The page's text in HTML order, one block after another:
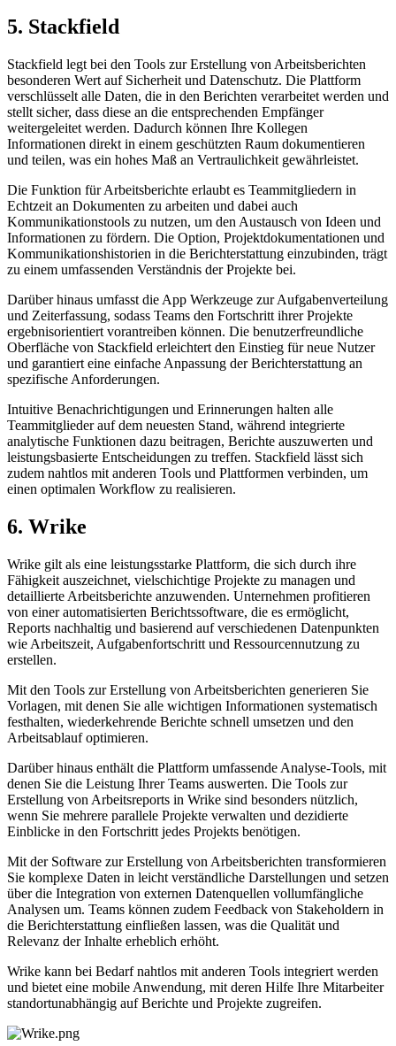
5. Stackfield
Stackfield legt bei den Tools zur Erstellung von Arbeitsberichten
besonderen Wert auf Sicherheit und Datenschutz. Die Plattform
verschlüsselt alle Daten, die in den Berichten verarbeitet werden und
stellt sicher, dass diese an die entsprechenden Empfänger
weitergeleitet werden. Dadurch können Ihre Kollegen
Informationen direkt in einem geschützten Raum dokumentieren
und teilen, was ein hohes Maß an Vertraulichkeit gewährleistet.
Die Funktion für Arbeitsberichte erlaubt es Teammitgliedern in
Echtzeit an Dokumenten zu arbeiten und dabei auch
Kommunikationstools zu nutzen, um den Austausch von Ideen und
Informationen zu fördern. Die Option, Projektdokumentationen und
Kommunikationshistorien in die Berichterstattung einzubinden, trägt
zu einem umfassenden Verständnis der Projekte bei.
Darüber hinaus umfasst die App Werkzeuge zur Aufgabenverteilung
und Zeiterfassung, sodass Teams den Fortschritt ihrer Projekte
ergebnisorientiert vorantreiben können. Die benutzerfreundliche
Oberfläche von Stackfield erleichtert den Einstieg für neue Nutzer
und garantiert eine einfache Anpassung der Berichterstattung an
spezifische Anforderungen.
Intuitive Benachrichtigungen und Erinnerungen halten alle
Teammitglieder auf dem neuesten Stand, während integrierte
analytische Funktionen dazu beitragen, Berichte auszuwerten und
leistungsbasierte Entscheidungen zu treffen. Stackfield lässt sich
zudem nahtlos mit anderen Tools und Plattformen verbinden, um
einen optimalen Workflow zu realisieren.
6. Wrike
Wrike gilt als eine leistungsstarke Plattform, die sich durch ihre
Fähigkeit auszeichnet, vielschichtige Projekte zu managen und
detaillierte Arbeitsberichte anzuwenden. Unternehmen profitieren
von einer automatisierten Berichtssoftware, die es ermöglicht,
Reports nachhaltig und basierend auf verschiedenen Datenpunkten
wie Arbeitszeit, Aufgabenfortschritt und Ressourcennutzung zu
erstellen.
Mit den Tools zur Erstellung von Arbeitsberichten generieren Sie
Vorlagen, mit denen Sie alle wichtigen Informationen systematisch
festhalten, wiederkehrende Berichte schnell umsetzen und den
Arbeitsablauf optimieren.
Darüber hinaus enthält die Plattform umfassende Analyse-Tools, mit
denen Sie die Leistung Ihrer Teams auswerten. Die Tools zur
Erstellung von Arbeitsreports in Wrike sind besonders nützlich,
wenn Sie mehrere parallele Projekte verwalten und dezidierte
Einblicke in den Fortschritt jedes Projekts benötigen.
Mit der Software zur Erstellung von Arbeitsberichten transformieren
Sie komplexe Daten in leicht verständliche Darstellungen und setzen
über die Integration von externen Datenquellen vollumfängliche
Analysen um. Teams können zudem Feedback von Stakeholdern in
die Berichterstattung einfließen lassen, was die Qualität und
Relevanz der Inhalte erheblich erhöht.
Wrike kann bei Bedarf nahtlos mit anderen Tools integriert werden
und bietet eine mobile Anwendung, mit deren Hilfe Ihre Mitarbeiter
standortunabhängig auf Berichte und Projekte zugreifen.